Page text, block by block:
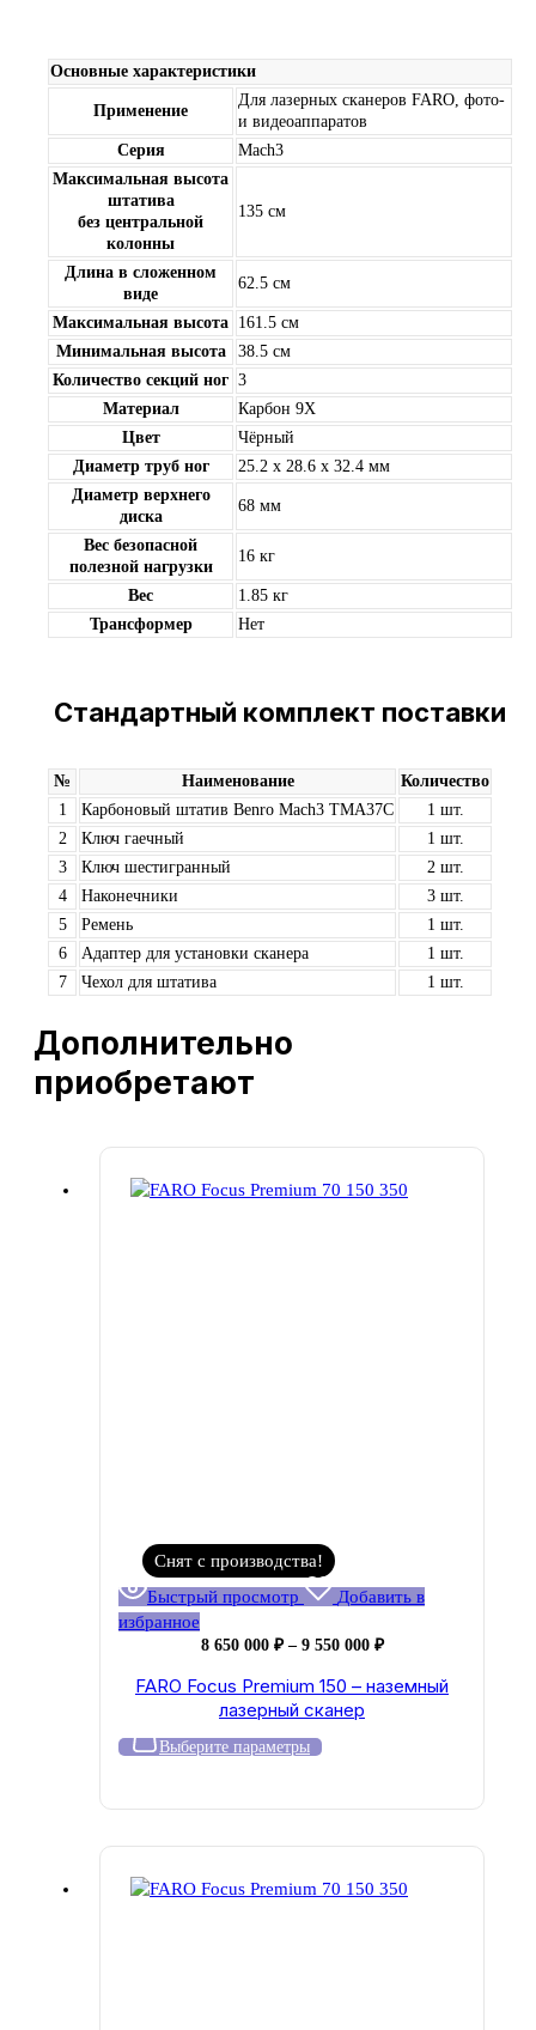
Основные характеристики
Применение
Для лазерных сканеров FARO, фото-
и видеоаппаратов
Серия
Mach3
Максимальная высота
штатива
без центральной
колонны
135 см
Длина в сложенном
виде
62.5 см
Максимальная высота 161.5 см
Минимальная высота
38.5 см
Количество секций ног 3
Материал
Карбон 9X
Цвет
Чёрный
Диаметр труб ног
25.2 х 28.6 х 32.4 мм
Диаметр верхнего
диска
68 мм
Вес безопасной
полезной нагрузки
16 кг
Вес
1.85 кг
Трансформер
Нет
Стандартный комплект поставки
№ Наименование
Количество
1
Карбоновый штатив Benro Mach3 TMA37C
1 шт.
2
Ключ гаечный
1 шт.
3
Ключ шестигранный
2 шт.
4
Наконечники
3 шт.
5
Ремень
1 шт.
6
Адаптер для установки сканера
1 шт.
7
Чехол для штатива 1 шт.
Дополнительно
приобретают
Снят с производства!
Быстрый просмотр
Добавить в
избранное
8 650 000 ₽ – 9 550 000 ₽Диапазон
8
FARO Focus Premium 150 – наземный
лазерный сканер
Выберите параметры
товар
несколько
можно